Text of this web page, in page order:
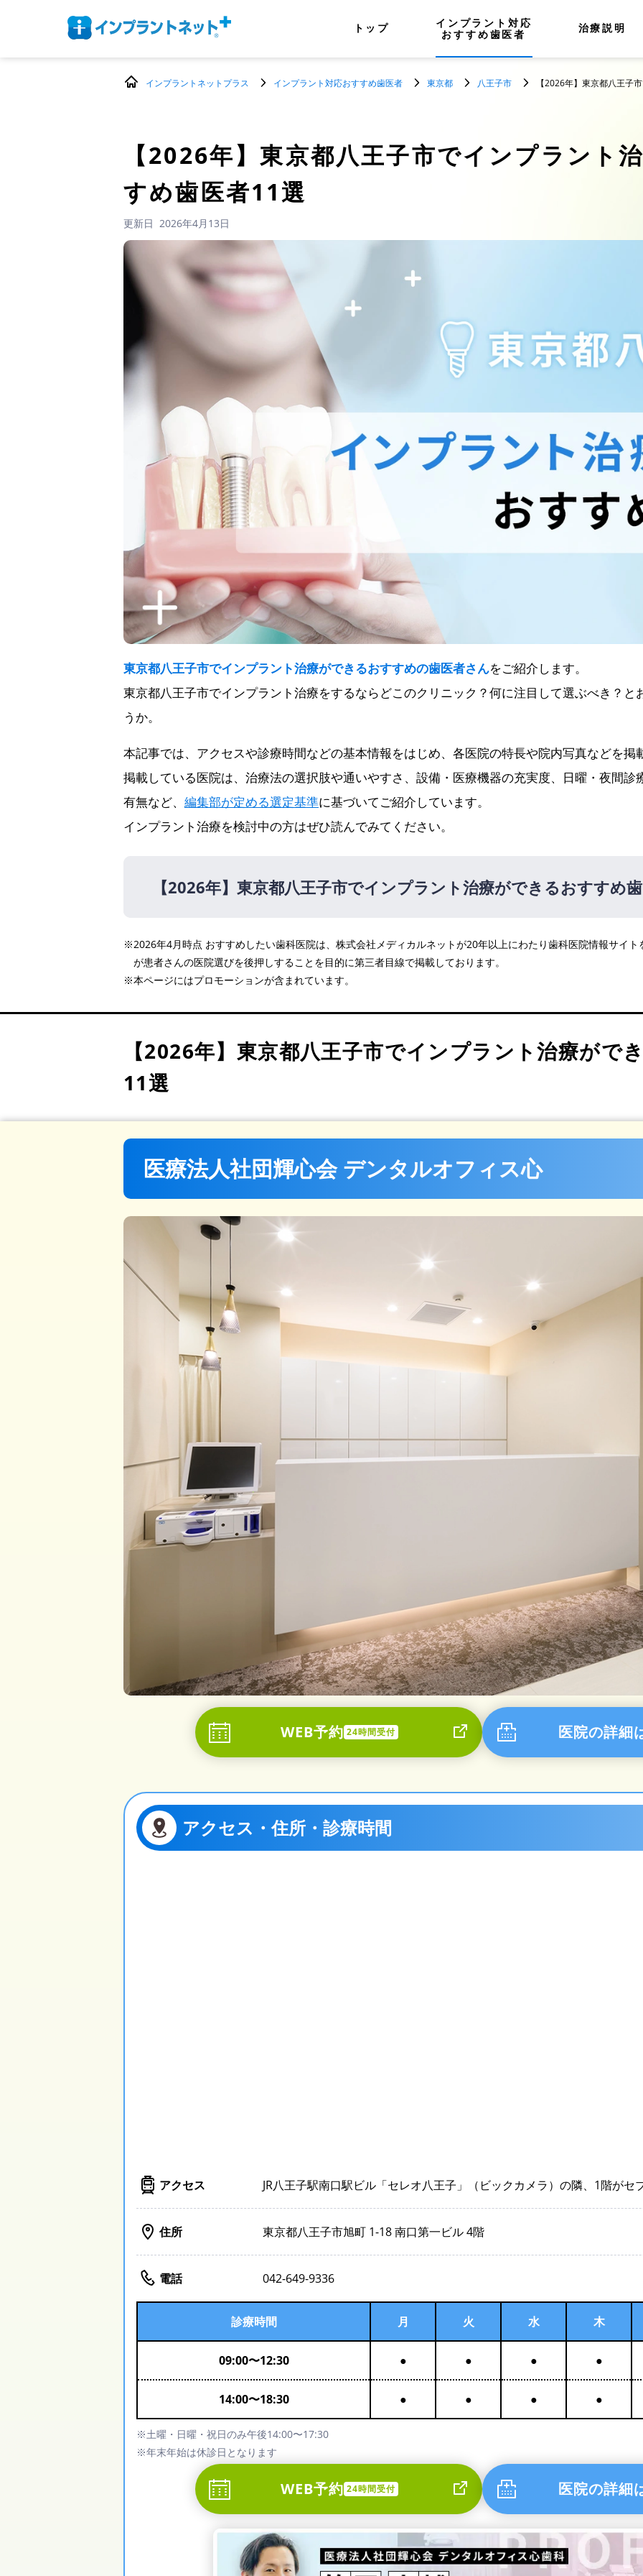
トップ
インプラント対応
おすすめ歯医者
治療説明
インプラントネットプラス インプラント対応おすすめ歯医者 東京都 八王子市 【2026年】東京都八王子
【2026年】 東京都八王子市でインプラント
すめ歯医者11選
更新日 2026年4月13日
東京都八王子市でインプラント治療ができるおすすめの歯医者さんをご紹介します。
東京都八王子市でインプラント治療をするならどこのクリニック？何に注目して選ぶべき？
うか。
本記事では、アクセスや診療時間などの基本情報をはじめ、各医院の特長や院内写真などを掲
掲載している医院は、治療法の選択肢や通いやすさ、設備・医療機器の充実度、日曜・夜間
有無など、 編集部が定める選定基準に基づいてご紹介しています。
インプラント治療を検討中の方はぜひ読んでみてください。
【2026年】 東京都八王子市でインプラント治療ができるおすすめ
医療法人社団輝心会 デンタルオフィス心 PR
多賀歯科医院
中川歯科医院
八王子I’S歯科・矯正歯科
高倉町歯科クリニック 北八王子・豊田
ななくに歯科
医療法人社団東慶会 小宮歯科クリニック
※2026年4月時点 おすすめしたい歯科医院は、株式会社メディカルネットが20年以上にわたり歯科医院情報サイ
が患者さんの医院選びを後押しすることを目的に第三者目線で掲載しております。
※本ページにはプロモーションが含まれています。
【2026年】 東京都八王子市でインプラント治療がで
11選
医療法人社団輝心会 デンタルオフィス心
WEB予約 24時間受付 医院の詳細
アクセス・住所・診療時間
アクセス JR八王子駅南口駅ビル「セレオ八王子」（ビックカメラ）の隣、1階がセ
住所 東京都八王子市旭町 1-18 南口第一ビル 4階
電話 042-649-9336
診療時間 月 火 水 木
09:00〜12:30 ● ● ● ●
14:00〜18:30 ● ● ● ●
※土曜・日曜・祝日のみ午後14:00〜17:30
※年末年始は休診日となります
WEB予約 24時間受付 医院の詳細